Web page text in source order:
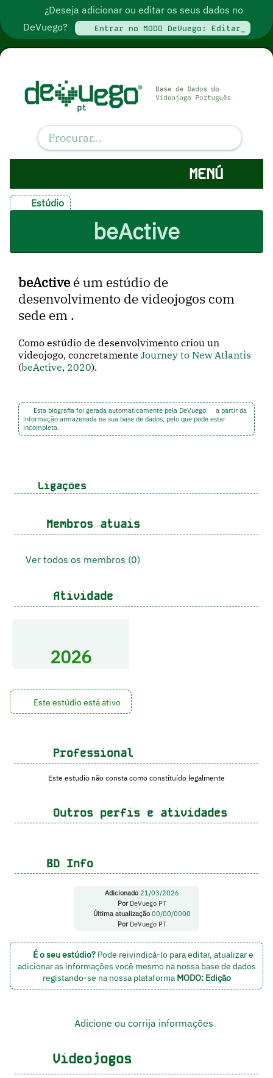
¿Deseja adicionar ou editar os seus dados no
DeVuego?
Entrar no MODO DeVuego: Editar_
MENÚ
Estúdio
beActive
beActiveé um estúdio de
desenvolvimento de videojogos com
sede em .
Como estúdio de desenvolvimento criou un
videojogo, concretamenteJourney to New Atlantis
(beActive, 2020).
Esta biografia foi gerada automaticamente pela DeVuego
a partir da
informação armazenada na sua base de dados, pelo que pode estar
incompleta.
Ligações
Membros atuais
Ver todos os membros (0)
Atividade
2026
Este estúdio está ativo
Professional
Este estudio não consta como constituído legalmente
Outros perfis e atividades
BD Info
Adicionado 21/03/2026
PorDeVuego PT
Última atualização 00/00/0000
PorDeVuego PT
É o seu estúdio?Pode reivindicá-lo para editar, atualizar e
adicionar as informações você mesmo na nossa base de dados
registando-se na nossa plataforma MODO: Edição
Adicione ou corrija informações
Videojogos